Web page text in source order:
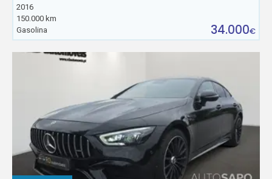
2016
150.000 km
Gasolina
34.000€